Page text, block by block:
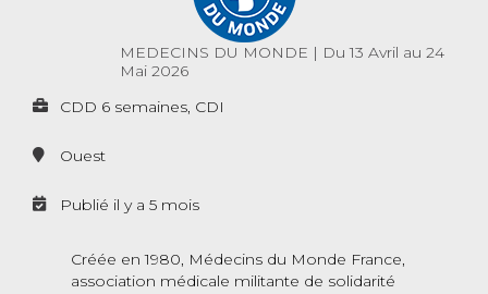
MEDECINS DU MONDE | Du 13 Avril au 24
Mai 2026
CDD 6 semaines, CDI
Ouest
Publié il y a 5 mois
Créée en 1980, Médecins du Monde France,
association médicale militante de solidarité